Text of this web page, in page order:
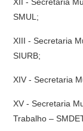
SMUL;
XIII - Secretaria
SIURB;
XIV - Secretaria
XV - Secretaria
Trabalho –